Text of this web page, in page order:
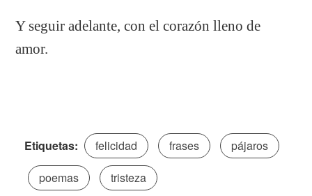
Y seguir adelante, con el corazón lleno de
amor.
Etiquetas: felicidad frases
pájaros
poemas
tristeza